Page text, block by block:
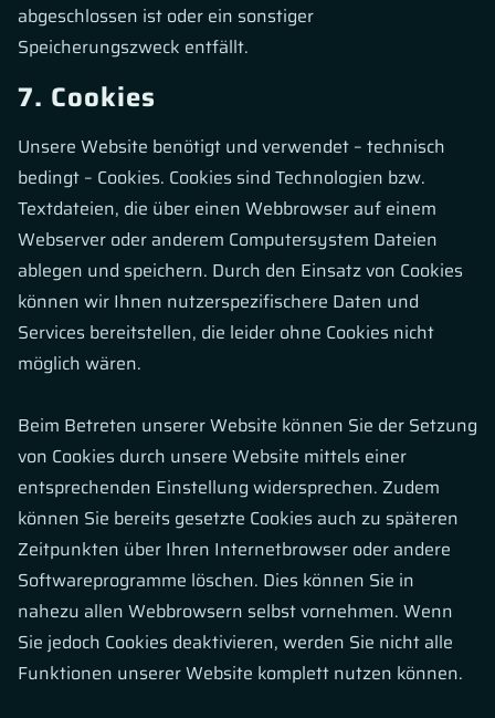
abgeschlossen ist oder ein sonstiger
Speicherungszweck entfällt.
7. Cookies
Unsere Website benötigt und verwendet – technisch
bedingt – Cookies. Cookies sind Technologien bzw.
Textdateien, die über einen Webbrowser auf einem
Webserver oder anderem Computersystem Dateien
ablegen und speichern. Durch den Einsatz von Cookies
können wir Ihnen nutzerspezifischere Daten und
Services bereitstellen, die leider ohne Cookies nicht
möglich wären.
Beim Betreten unserer Website können Sie der Setzung
von Cookies durch unsere Website mittels einer
entsprechenden Einstellung widersprechen. Zudem
können Sie bereits gesetzte Cookies auch zu späteren
Zeitpunkten über Ihren Internetbrowser oder andere
Softwareprogramme löschen. Dies können Sie in
nahezu allen Webbrowsern selbst vornehmen. Wenn
Sie jedoch Cookies deaktivieren, werden Sie nicht alle
Funktionen unserer Website komplett nutzen können.